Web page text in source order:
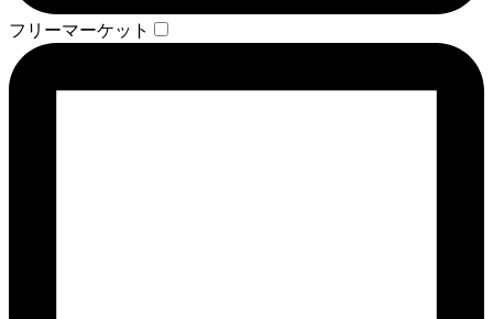
フリーマーケット